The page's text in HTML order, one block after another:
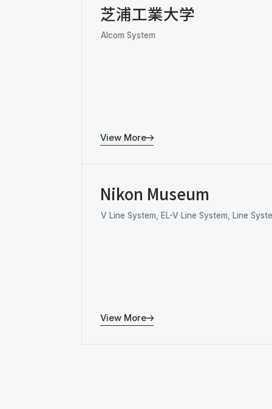
芝浦工業大学
Alcom System
View More
Nikon Museum
V Line System, EL-V Line System, Line
View More